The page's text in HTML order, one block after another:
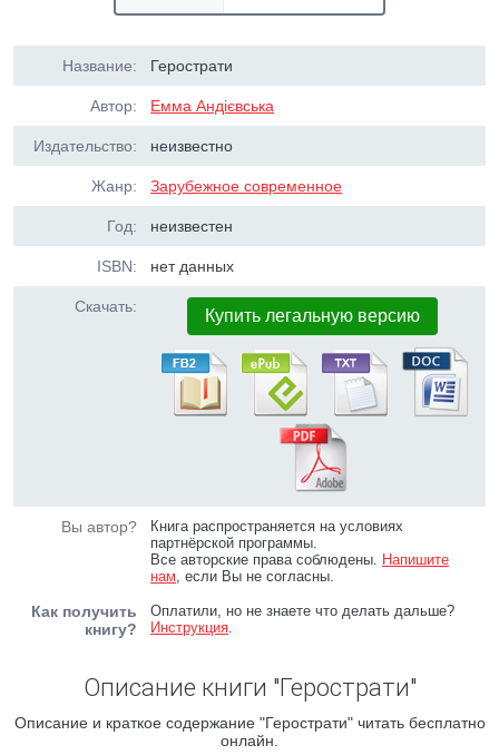
Название: Герострати
Автор: Емма Андієвська
Издательство: неизвестно
Жанр: Зарубежное современное
Год: неизвестен
ISBN: нет данных
Скачать: Купить легальную версию
Вы автор?
Книга распространяется на условиях
партнёрской программы.
Все авторские права соблюдены. Напишите
нам, если Вы не согласны.
Как получить
книгу?
Оплатили, но не знаете что делать дальше?
Инструкция.
Описание книги "Герострати"
Описание и краткое содержание "Герострати" читать бесплатно
онлайн.